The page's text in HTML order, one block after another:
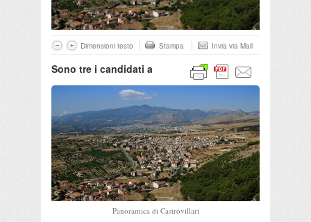
Dimensioni testo Stampa Invia via Mail
Panoramica di Castrovillari
Sono tre i candidati a